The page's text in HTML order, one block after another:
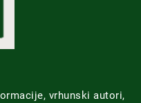
vrhunski autori,